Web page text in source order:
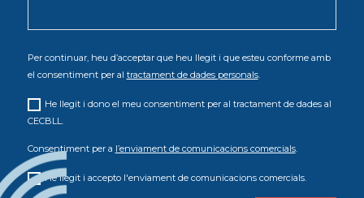
Per continuar, heu d’acceptar que heu llegit i que esteu conforme amb
el consentiment per al tractament de dades personals.
He llegit i dono el meu consentiment per al tractament de dades al
CECBLL.
Consentiment per a l’enviament de comunicacions comercials.
He llegit i accepto l'enviament de comunicacions comercials.